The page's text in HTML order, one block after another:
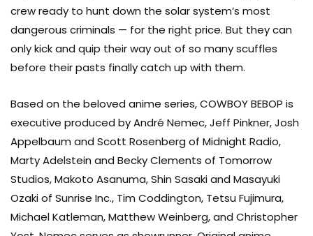
Yoko Kanno
SOUND
Josh Appelbaum
PRODUCTION
Scott Rosenberg
PRODUCTION
crew ready to hunt down the solar system’s most
dangerous criminals — for the right price. But they can
only kick and quip their way out of so many scuffles
before their pasts finally catch up with them.
Based on the beloved anime series, COWBOY BEBOP is
executive produced by André Nemec, Jeff Pinkner, Josh
Appelbaum and Scott Rosenberg of Midnight Radio,
Marty Adelstein and Becky Clements of Tomorrow
Studios, Makoto Asanuma, Shin Sasaki and Masayuki
Ozaki of Sunrise Inc., Tim Coddington, Tetsu Fujimura,
Michael Katleman, Matthew Weinberg, and Christopher